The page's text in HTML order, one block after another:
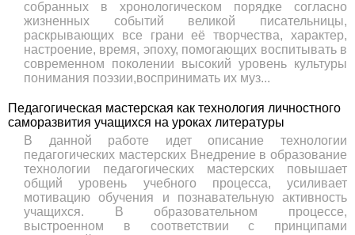
собранных в хронологическом порядке согласно
жизненных событий великой писательницы,
раскрывающих все грани её творчества, характер,
настроение, время, эпоху, помогающих воспитывать в
современном поколении высокий уровень культуры
понимания поэзии,воспринимать их муз...
Педагогическая мастерская как технология личностного
саморазвития учащихся на уроках литературы
В данной работе идет описание технологии
педагогических мастерских Внедрение в образование
технологии педагогических мастерских повышает
общий уровень учебного процесса, усиливает
мотивацию обучения и познавательную активность
учащихся. В образовательном процессе,
выстроенном в соответствии с принципами